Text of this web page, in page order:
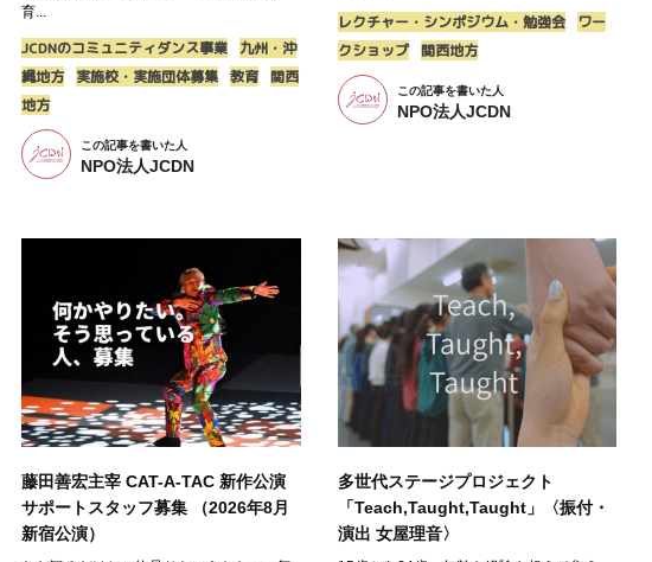
育...
JCDNのコミュニティダンス事業
九州・沖
縄地方
実施校・実施団体募集 教育 関西
地方
この記事を書いた人
NPO法人JCDN
レクチャー・シンポジウム・勉強会
ワー
クショップ
関西地方
この記事を書いた人
NPO法人JCDN
藤田善宏主宰 CAT-A-TAC 新作公演
サポートスタッフ募集 （2026年8月
新宿公演）
多世代ステージプロジェクト
「Teach,Taught,Taught」〈振付・
演出 女屋理音〉